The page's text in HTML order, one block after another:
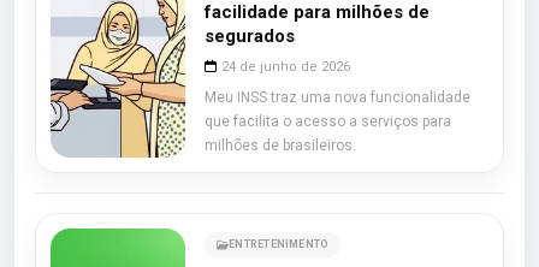
facilidade para milhões de
segurados
24 de junho de 2026
Meu INSS traz uma nova funcionalidade
que facilita o acesso a serviços para
milhões de brasileiros.
ENTRETENIMENTO